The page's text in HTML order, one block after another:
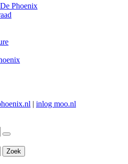
Phoenix
| inlog moo.nl
Zoek